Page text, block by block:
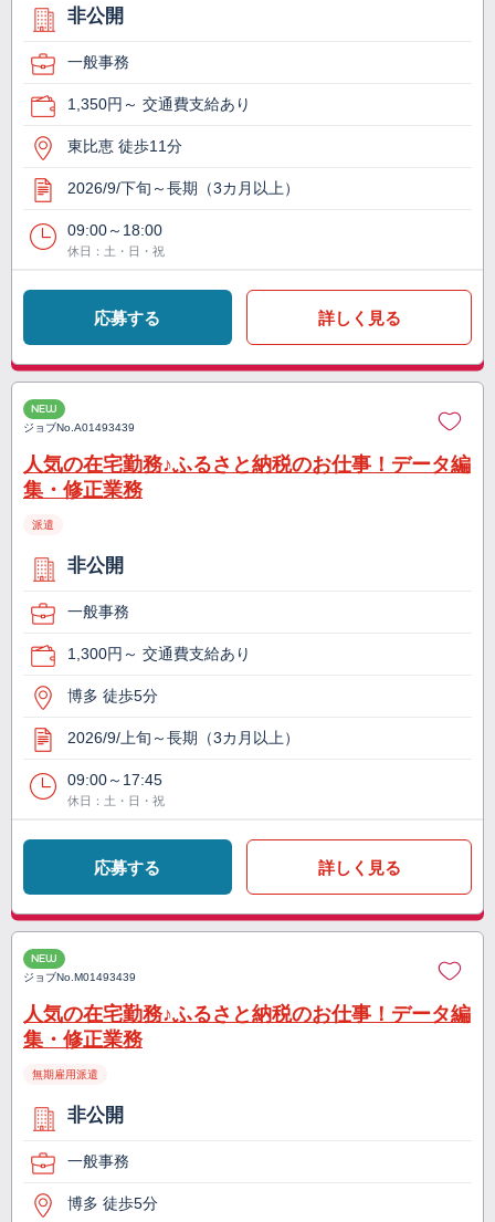
非公開
一般事務
1,350円～ 交通費支給あり
東比恵 徒歩11分
2026/9/下旬～長期（3カ月以上）
09:00～18:00
休日：土・日・祝
応募する 詳しく見る
NEW
ジョブNo.A01493439
人気の在宅勤務♪ふるさと納税のお仕事！データ編
集・修正業務
派遣
非公開
一般事務
1,300円～ 交通費支給あり
博多 徒歩5分
2026/9/上旬～長期（3カ月以上）
09:00～17:45
休日：土・日・祝
応募する 詳しく見る
NEW
ジョブNo.M01493439
人気の在宅勤務♪ふるさと納税のお仕事！データ編
集・修正業務
無期雇用派遣
非公開
一般事務
博多 徒歩5分